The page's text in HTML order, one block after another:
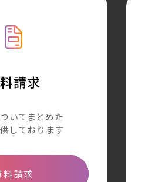
請求
いてまとめた
しております
料請求